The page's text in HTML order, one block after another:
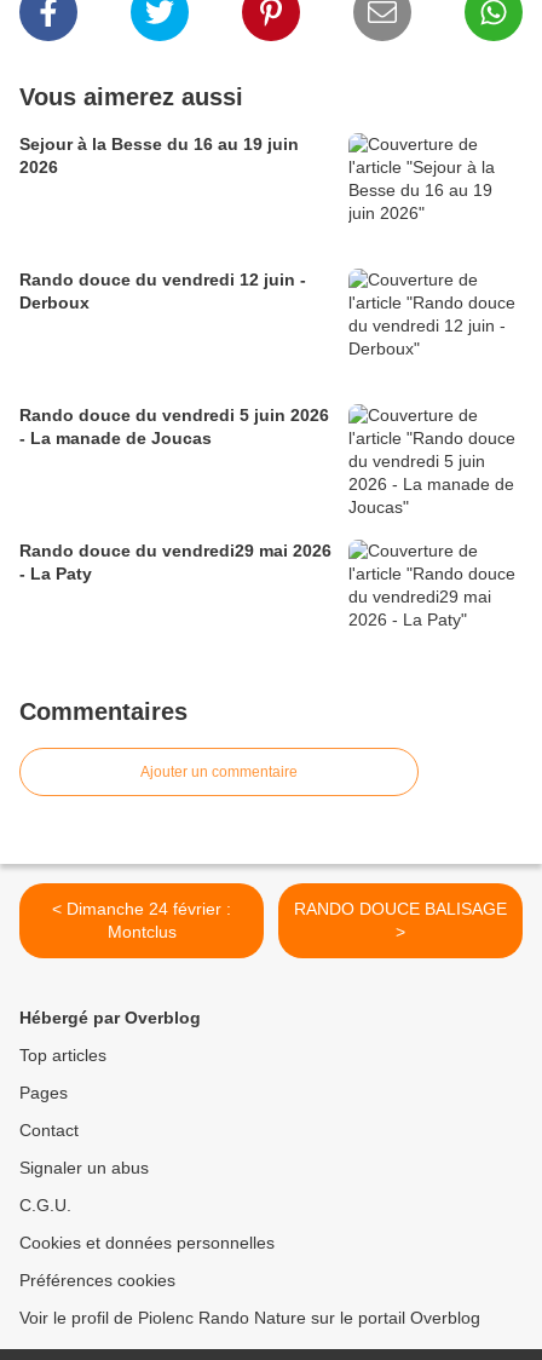
Vous aimerez aussi
Sejour à la Besse du 16 au 19 juin
2026
Rando douce du vendredi 12 juin -
Derboux
Rando douce du vendredi 5 juin 2026
- La manade de Joucas
Rando douce du vendredi29 mai 2026
- La Paty
Commentaires
Ajouter un commentaire
< Dimanche 24 février :
Montclus
RANDO DOUCE BALISAGE
>
Hébergé par Overblog
Top articles
Pages
Contact
Signaler un abus
C.G.U.
Cookies et données personnelles
Préférences cookies
Voir le profil de Piolenc Rando Nature sur le portail Overblog